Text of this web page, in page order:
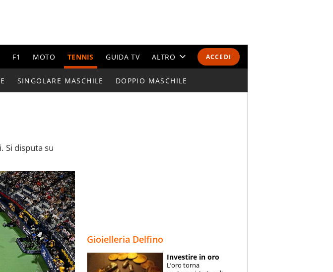
ACCEDI
F1 MOTO TENNIS GUIDA TV ALTRO
CALENDARI E CLASSIFICHE
SINGOLARE MASCHILE DOPPIO MASCHILE
Si disputa su
Gioielleria Delfino
Investire in oro
L’oro torna